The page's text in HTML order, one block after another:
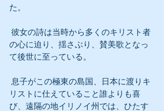
た。
の心に迫り、揺さぶり、賛美歌となっ
て後世に至っている。
リストに仕えていること誰よりも喜
び、遠隔の地イリノイ州では、ひたす